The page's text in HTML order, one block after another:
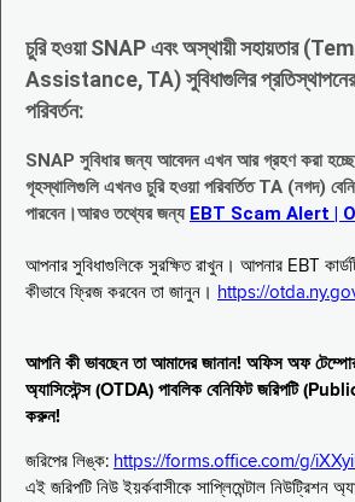
চুরি হওয়া SNAP এবং অস্থায়ী সহায়তার
Assistance, TA) সুবিধাগুলির প্রতিস্থাপনের
পরিবর্তন:
SNAP সুবিধার জন্য আবেদন এখন আর গ্রহণ করা
গৃহস্থালিগুলি এখনও চুরি হওয়া পরিবর্তিত TA (নগদ)
পারবেন।আরও তথ্যের জন্য EBT Scam Alert |
আপনার সুবিধাগুলিকে সুরক্ষিত রাখুন। আপনার EBT
কীভাবে ফ্রিজ করবেন তা জানুন। https://
আপনি কী ভাবছেন তা আমাদের জানান! অফিস অফ
অ্যাসিস্টেন্স (OTDA) পাবলিক বেনিফিট জরিপটি
করুন!
জরিপের লিঙ্ক: https://forms.office.com/g/
এই জরিপটি নিউ ইয়র্কবাসীকে সাপ্লিমেন্টাল নিউট্রিশন